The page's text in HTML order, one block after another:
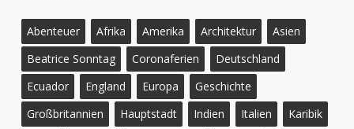
Abenteuer Afrika Amerika Architektur
Asien
Beatrice Sonntag
Coronaferien
Deutschland
Ecuador
England Europa
Geschichte
Großbritannien
Hauptstadt Indien Italien
Karibik